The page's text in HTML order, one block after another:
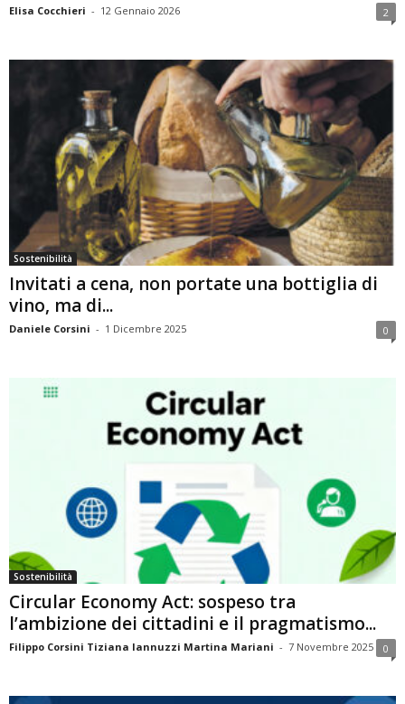
Elisa Cocchieri - 12 Gennaio 2026 2
Sostenibilità
Invitati a cena, non portate una bottiglia di
vino, ma di...
Daniele Corsini - 1 Dicembre 2025 0
Sostenibilità
Circular Economy Act: sospeso tra
l’ambizione dei cittadini e il pragmatismo...
Filippo Corsini Tiziana Iannuzzi Martina Mariani - 7 Novembre 2025 0